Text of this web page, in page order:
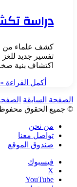
دراسة
كشف علماء من
تفسير جديد للغز
اكتشاف بنية
أكمل القراءة »
الصفحة السابقة
© جميع الحقوق محفوظة |
من نحن
تواصل معنا
صندوق الموقع
فيسبوك
‫X
‫YouTube